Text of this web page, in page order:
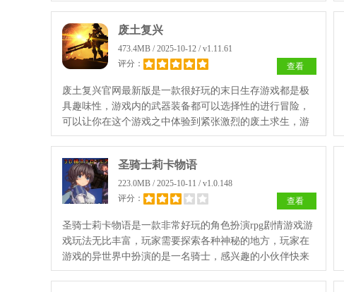
行，喜欢的小伙伴快来飞翔下载体验，完全免费。
废土复兴
473.4MB / 2025-10-12 / v1.11.61
评分：
查看
废土复兴官网最新版是一款很好玩的末日生存游戏都是极
具趣味性，游戏内的武器装备都可以选择性的进行冒险，
可以让你在这个游戏之中体验到紧张激烈的废土求生，游
戏内的玩法和作战趣味都需要自己进行解锁，前期进行冒
圣骑士莉卡物语
223.0MB / 2025-10-11 / v1.0.148
评分：
查看
圣骑士莉卡物语是一款非常好玩的角色扮演rpg剧情游戏游
戏玩法无比丰富，玩家需要探索各种神秘的地方，玩家在
游戏的异世界中扮演的是一名骑士，感兴趣的小伙伴快来
下载吧。